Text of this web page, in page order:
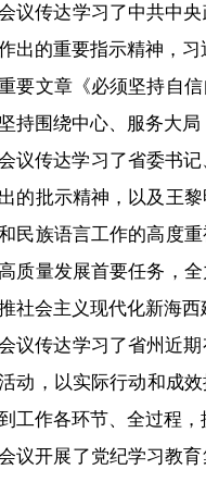
议传达学习了中共中
出的重要指示精神，
要文章《必须坚持自
持围绕中心、服务大
议传达学习了省委书
的批示精神，以及王
民族语言工作的高度
质量发展首要任务，
社会主义现代化新海西
议传达学习了省州近
动，以实际行动和成
工作各环节、全过程，
议开展了党纪学习教